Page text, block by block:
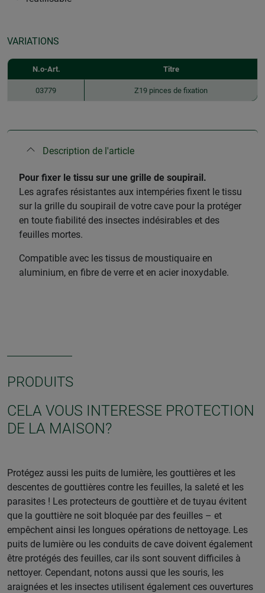
VARIATIONS
N.o-Art. Titre
03779 Z19 pinces de fixation
Description de l'article
Pour fixer le tissu sur une grille de soupirail.
Les agrafes résistantes aux intempéries fixent le tissu
sur la grille du soupirail de votre cave pour la protéger
en toute fiabilité des insectes indésirables et des
feuilles mortes.
Compatible avec les tissus de moustiquaire en
aluminium, en fibre de verre et en acier inoxydable.
PRODUITS
CELA VOUS INTERESSE PROTECTION
DE LA MAISON?
Protégez aussi les puits de lumière, les gouttières et les
descentes de gouttières contre les feuilles, la saleté et les
parasites ! Les protecteurs de gouttière et de tuyau évitent
que la gouttière ne soit bloquée par des feuilles – et
empêchent ainsi les longues opérations de nettoyage. Les
puits de lumière ou les conduits de cave doivent également
être protégés des feuilles, car ils sont souvent difficiles à
nettoyer. Cependant, notons aussi que les souris, les
araignées et les insectes utilisent également ces ouvertures